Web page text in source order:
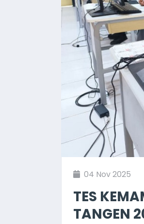
04 Nov 2025
TES
TANGEN